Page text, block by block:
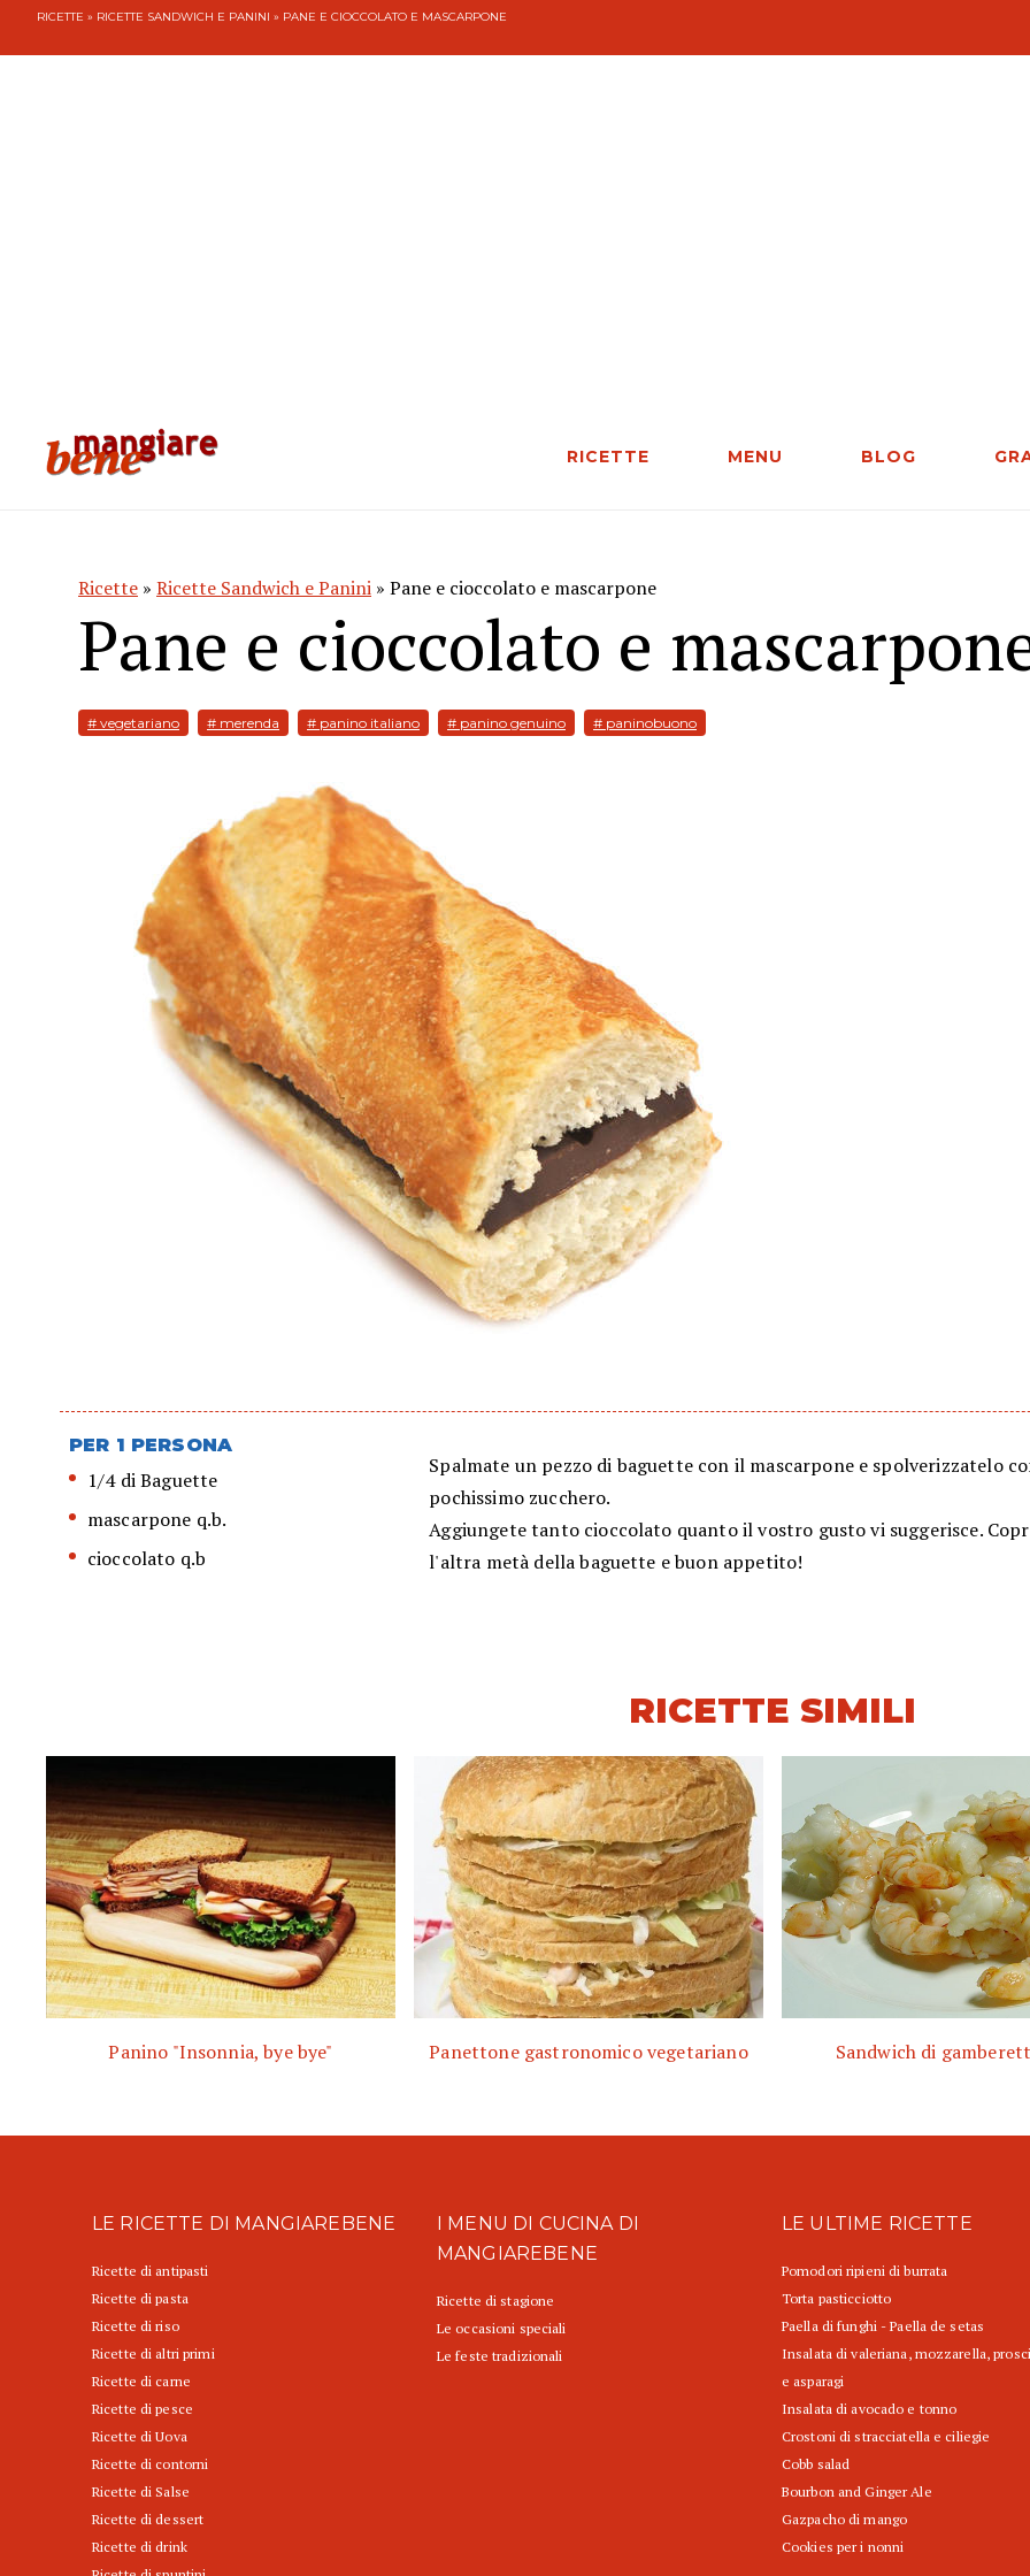
RICETTE » RICETTE SANDWICH E PANINI » PANE E CIOCCOLATO E MASCARPONE
RICETTE MENU BLOG
Ricette » Ricette Sandwich e Panini » Pane e cioccolato e mascarpone
Pane e cioccolato e
# vegetariano # merenda # panino italiano # panino genuino # paninobuono
PER 1 PERSONA
1/4 di Baguette
mascarpone q.b.
cioccolato q.b
Spalmate un pezzo di baguette con il mascarpone e spolverizzatelo
pochissimo zucchero.
Aggiungete tanto cioccolato quanto il vostro gusto vi suggerisce.
l'altra metà della baguette e buon appetito!
RICETTE SIMILI
Panino "Insonnia, bye bye" Panettone gastronomico vegetariano Sandwich di
LE RICETTE DI MANGIAREBENE
Ricette di antipasti
Ricette di pasta
Ricette di riso
Ricette di altri primi
Ricette di carne
Ricette di pesce
Ricette di Uova
Ricette di contorni
Ricette di Salse
Ricette di dessert
Ricette di drink
I MENU DI CUCINA DI
MANGIAREBENE
Ricette di stagione
Le occasioni speciali
Le feste tradizionali
LE ULTIME RICETTE
Pomodori ripieni di burrata
Torta pasticciotto
Paella di funghi - Paella de setas
Insalata di valeriana, mozzarella,
e asparagi
Insalata di avocado e tonno
Crostoni di stracciatella e ciliegie
Cobb salad
Bourbon and Ginger Ale
Gazpacho di mango
Cookies per i nonni